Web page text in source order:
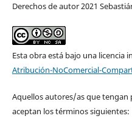
Derechos de autor 2021
Esta obra está bajo una licencia
Atribución-NoComercial-
Aquellos autores/as que tengan
aceptan los términos siguientes: